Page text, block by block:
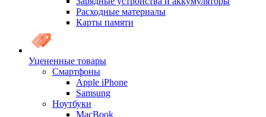
Расходные материалы
Карты памяти
Уцененные товары
Cмартфоны
Apple iPhone
Samsung
Ноутбуки
MacBook